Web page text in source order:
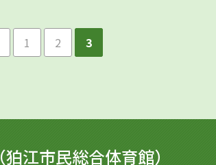
1 2 3
（狛江市民総合体育館）